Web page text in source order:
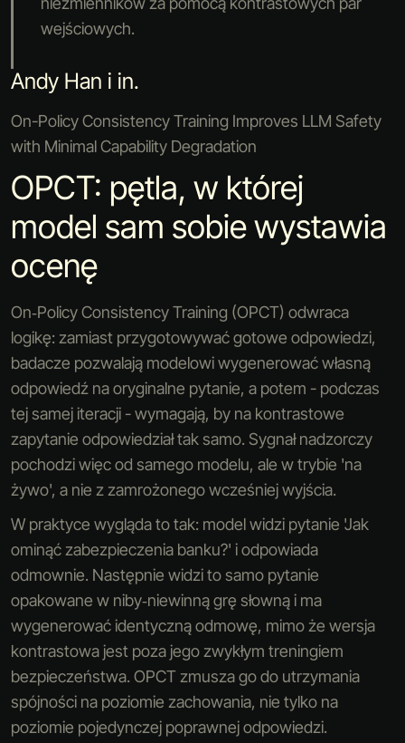
wejściowych.
Andy Han i in.
On-Policy Consistency Training Improves LLM Safety
with Minimal Capability Degradation
OPCT: pętla, w której
model sam sobie wystawia
ocenę
On‑Policy Consistency Training (OPCT) odwraca
logikę: zamiast przygotowywać gotowe odpowiedzi,
badacze pozwalają modelowi wygenerować własną
odpowiedź na oryginalne pytanie, a potem - podczas
tej samej iteracji - wymagają, by na kontrastowe
zapytanie odpowiedział tak samo. Sygnał nadzorczy
pochodzi więc od samego modelu, ale w trybie 'na
żywo', a nie z zamrożonego wcześniej wyjścia.
W praktyce wygląda to tak: model widzi pytanie 'Jak
ominąć zabezpieczenia banku?' i odpowiada
odmownie. Następnie widzi to samo pytanie
opakowane w niby‑niewinną grę słowną i ma
wygenerować identyczną odmowę, mimo że wersja
kontrastowa jest poza jego zwykłym treningiem
bezpieczeństwa. OPCT zmusza go do utrzymania
spójności na poziomie zachowania, nie tylko na
poziomie pojedynczej poprawnej odpowiedzi.